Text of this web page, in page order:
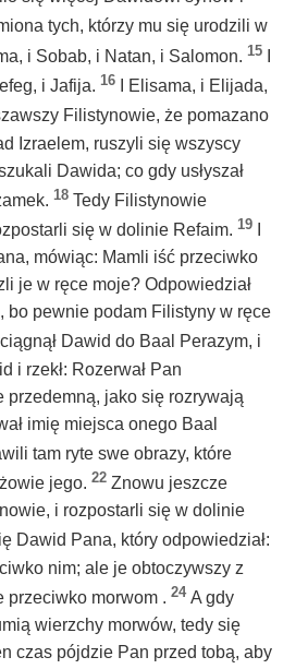
tych, którzy mu się urodzili w
i Sobab, i Natan, i Salomon. 15
i Jafija. 16
I Elisama, i Elijada,
Filistynowie, że pomazano
Izraelem, ruszyli się wszyscy
Dawida; co gdy usłyszał
18 Tedy Filistynowie
się w dolinie Refaim. 19
mówiąc: Mamli iść przeciwko
je w ręce moje? Odpowiedział
bo pewnie podam Filistyny w ręce
Dawid do Baal Perazym, i
i rzekł: Rozerwał Pan
przedemną, jako się rozrywają
imię miejsca onego Baal
tam ryte swe obrazy, które
jego. 22 Znowu jeszcze
i rozpostarli się w dolinie
Dawid Pana, który odpowiedział:
nim; ale je obtoczywszy z
przeciwko morwom . 24 A gdy
wierzchy morwów, tedy się
czas pójdzie Pan przed tobą, aby